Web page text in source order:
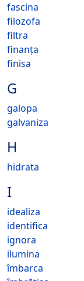
fascina
filozofa
filtra
finanța
finisa
G
galopa
galvaniza
H
hidrata
I
idealiza
identifica
ignora
ilumina
îmbarca